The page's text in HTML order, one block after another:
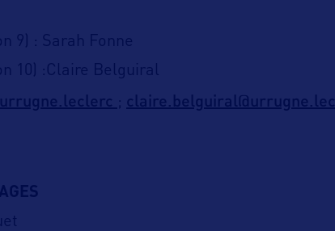
9) : Sarah Fonne
10) :Claire Belguiral
;